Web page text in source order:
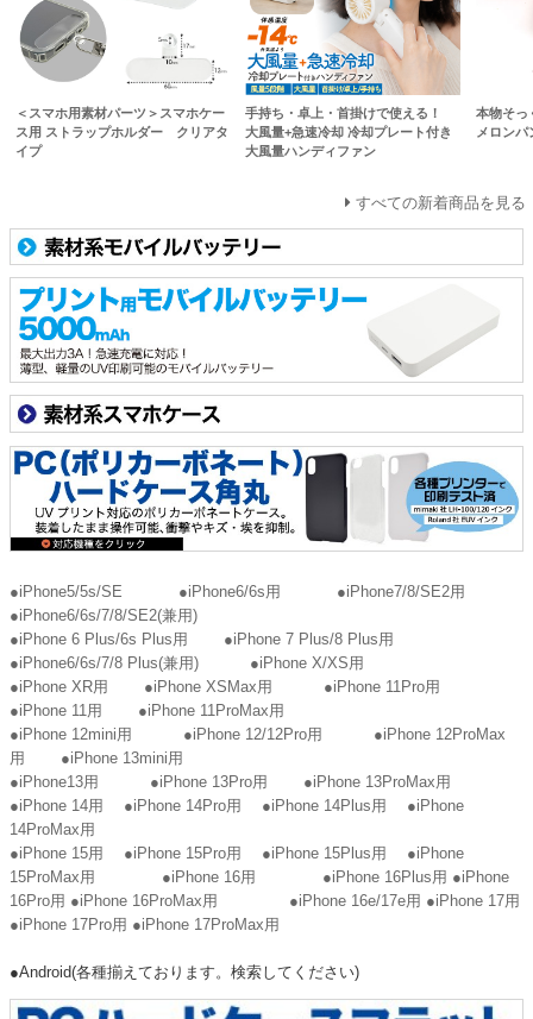
＜スマホ用素材パーツ＞スマホケー
ス用 ストラップホルダー クリアタ
イプ
手持ち・卓上・首掛けで使える！
大風量+急速冷却 冷却プレート付き
大風量ハンディファン
本物そっ
メロン
すべての新着商品を見る
●iPhone5/5s/SE ●iPhone6/6s用
●iPhone7/8/SE2用
●iPhone6/6s/7/8/SE2(兼用)
●iPhone 6 Plus/6s Plus用
●iPhone 7 Plus/8 Plus用
●iPhone6/6s/7/8 Plus(兼用)
●iPhone X/XS用
●iPhone XR用
●iPhone XSMax用
●iPhone 11Pro用
●iPhone 11用
●iPhone 11ProMax用
●iPhone 12mini用
●iPhone 12/12Pro用
●iPhone 12ProMax
用
●iPhone 13mini用
●iPhone13用
●iPhone 13Pro用
●iPhone 13ProMax用
●iPhone 14用
●iPhone 14Pro用 ●iPhone 14Plus用
●iPhone
14ProMax用
●iPhone 15用
●iPhone 15Pro用 ●iPhone 15Plus用
●iPhone
15ProMax用
●iPhone 16用 ●iPhone 16Plus用 ●iPhone
16Pro用 ●iPhone 16ProMax用 ●iPhone 16e/17e用 ●iPhone 17用
●iPhone 17Pro用 ●iPhone 17ProMax用
●Android(各種揃えております。検索してください)